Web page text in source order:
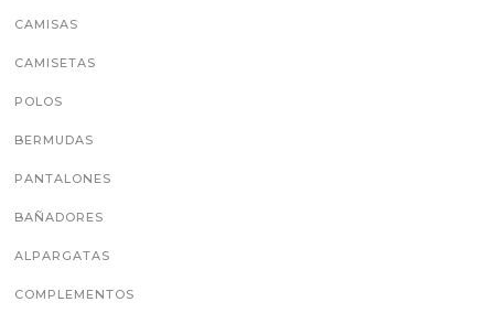
CAMISAS
CAMISETAS
POLOS
BERMUDAS
PANTALONES
BAÑADORES
ALPARGATAS
COMPLEMENTOS